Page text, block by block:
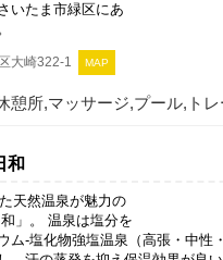
いたま市緑区にあ
大崎322-1 MAP
憩所,マッサージ,プール,ト
和
天然温泉が魅力の
」。 温泉は塩分を
ム‐塩化物強塩温泉（高張・中性